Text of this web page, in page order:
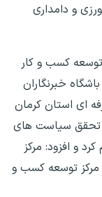
و دامداری
مرکز توسعه کسب و کار
خبرنگاران
ای استان کرمان
تحقق سیاست های
و افزود: مرکز
توسعه کسب و